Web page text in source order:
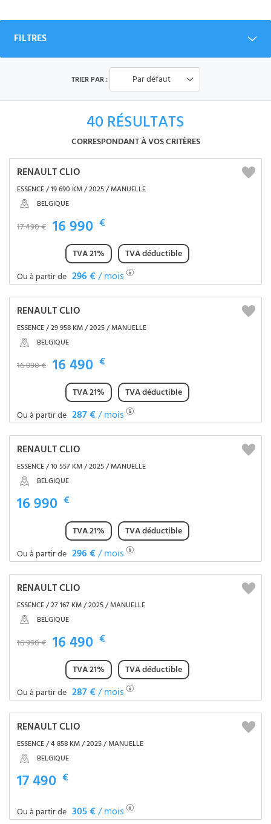
FILTRES
40 RÉSULTATS
CORRESPONDANT À VOS CRITÈRES
TRIER PAR : Par défaut
RENAULT CLIO
ESSENCE / 19 690 KM / 2025 / MANUELLE
BELGIQUE
17 490 € 16 990 €
TVA 21%
TVA déductible
Ou à partir de 296 €/ mois
RENAULT CLIO
ESSENCE / 29 958 KM / 2025 / MANUELLE
BELGIQUE
16 990 € 16 490 €
TVA 21%
TVA déductible
Ou à partir de 287 €/ mois
RENAULT CLIO
ESSENCE / 10 557 KM / 2025 / MANUELLE
BELGIQUE
16 990 €
TVA 21%
TVA déductible
Ou à partir de 296 €/ mois
RENAULT CLIO
ESSENCE / 27 167 KM / 2025 / MANUELLE
BELGIQUE
16 990 € 16 490 €
TVA 21%
TVA déductible
Ou à partir de 287 €/ mois
RENAULT CLIO
ESSENCE / 4 858 KM / 2025 / MANUELLE
BELGIQUE
17 490 €
Ou à partir de 305 €/ mois